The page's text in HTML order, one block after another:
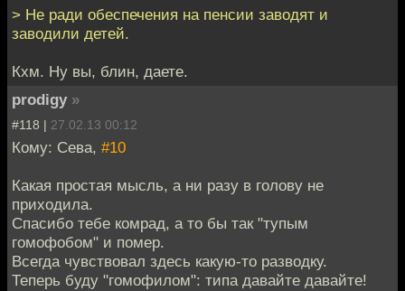
> Не ради обеспечения на пенсии заводят и
заводили детей.
Кхм. Ну вы, блин, даете.
prodigy »
#118 | 27.02.13 00:12
Кому: Сева, #10
Какая простая мысль, а ни разу в голову не
приходила.
Спасибо тебе комрад, а то бы так "тупым
гомофобом" и помер.
Всегда чувствовал здесь какую-то разводку.
Теперь буду "гомофилом": типа давайте давайте!